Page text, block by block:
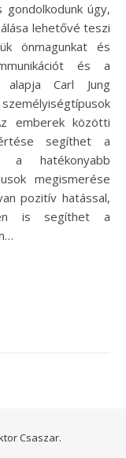
úgy,
lehetővé teszi
önmagunkat és
és a
alapja Carl Jung
emberek közötti
segíthet a
a hatékonyabb
megismerése
pozitív hatással,
is segíthet a
Csaszar.